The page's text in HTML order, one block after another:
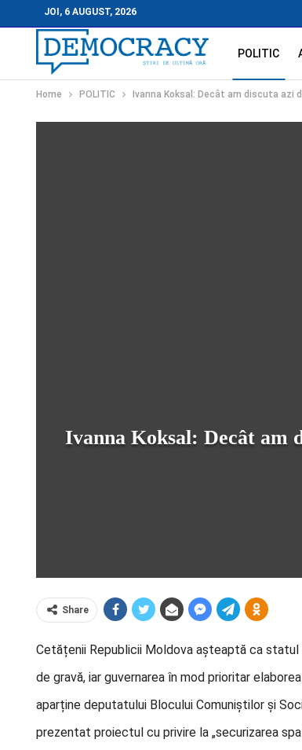
JOI, 6 AUGUST, 2026
POLITIC
Home POLITIC Ivanna Koksal: Decât am discuta
Ivanna Koksal: Decât am
Share
Cetățenii Republicii Moldova așteaptă ca
de gravă, iar guvernarea în mod prioritar
aparține deputatului Blocului Comuniștilor și
prezentat proiectul cu privire la „securizarea